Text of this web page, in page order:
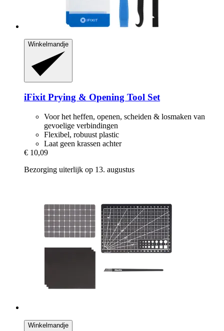
Winkelmandje
iFixit Prying & Opening Tool Set
Voor het heffen, openen, scheiden & losmaken van
gevoelige verbindingen
Flexibel, robuust plastic
Laat geen krassen achter
€ 10,09
Bezorging uiterlijk op 13. augustus
Winkelmandje